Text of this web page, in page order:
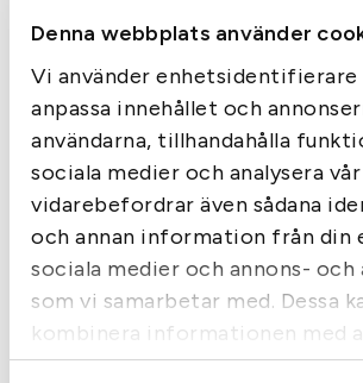
Denna webbplats använder
Vi använder
anpassa innehållet och
användarna, tillhandahålla
sociala medier och analysera
vidarebefordrar även sådana
och annan information från din
sociala medier och annons-
som vi samarbetar med. Dessa
kombinera informationen med
information som du har
Slut i lager Slut i
M